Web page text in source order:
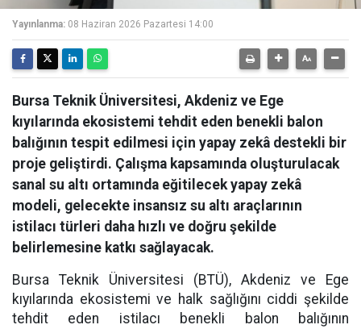
Yayınlanma: 08 Haziran 2026 Pazartesi 14:00
Bursa Teknik Üniversitesi, Akdeniz ve Ege
kıyılarında ekosistemi tehdit eden benekli balon
balığının tespit edilmesi için yapay zekâ destekli bir
proje geliştirdi. Çalışma kapsamında oluşturulacak
sanal su altı ortamında eğitilecek yapay zekâ
modeli, gelecekte insansız su altı araçlarının
istilacı türleri daha hızlı ve doğru şekilde
belirlemesine katkı sağlayacak.
Bursa Teknik Üniversitesi (BTÜ), Akdeniz ve Ege
kıyılarında ekosistemi ve halk sağlığını ciddi şekilde
tehdit eden istilacı benekli balon balığının